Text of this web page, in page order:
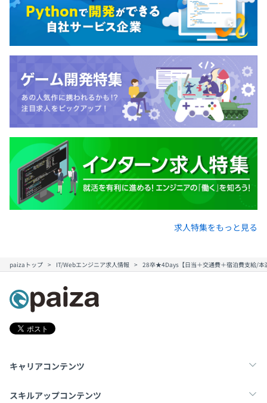
求人特集をもっと見る
paizaトップ IT/Webエンジニア求人情報 28卒★4Days【日当＋交通費＋宿泊費支給/本
キャリアコンテンツ
転職・キャリア
スキルアップコンテンツ